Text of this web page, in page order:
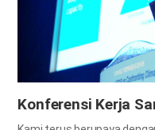
Konferensi Kerja